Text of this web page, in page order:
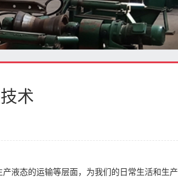
术
液态的运输等层面，为我们的日常生活和生产